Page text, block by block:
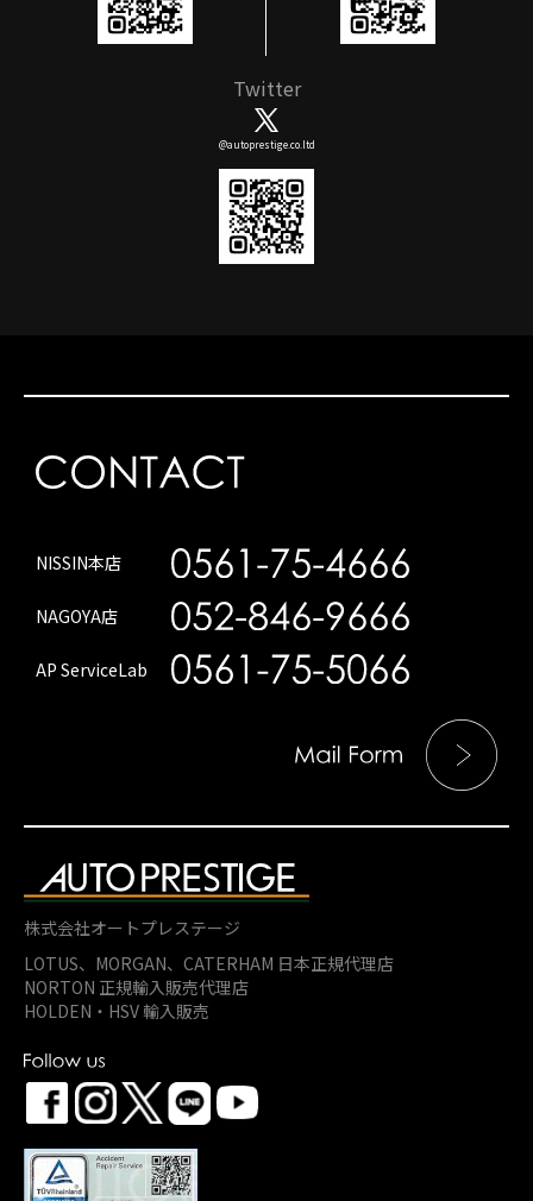
Twitter
@autoprestige.co.ltd
NISSIN本店
NAGOYA店
AP ServiceLab
株式会社オートプレステージ
LOTUS、MORGAN、 CATERHAM 日本正規代理店
NORTON 正規輸入販売代理店
HOLDEN・HSV 輸入販売